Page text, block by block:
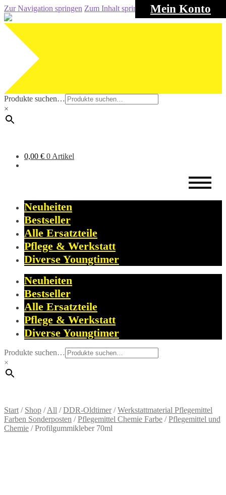
Mein Konto
Zur Navigation springen Zum Inhalt springen
Produkte suchen…
×
0,00 € 0 Artikel
Neuheiten
Bestseller
Alle Ersatzteile
Pflege & Werkstatt
Diverse Youngtimer
Neuheiten
Bestseller
Alle Ersatzteile
Pflege & Werkstatt
Diverse Youngtimer
Produkte suchen…
×
Start / Shop /All /DDR-Oldtimer/Werkstattmaterial Pflegemittel
Farben Sonderposten /Pflegemittel Chemie Farbe /Pflegemittel und
Chemie /Profilgummikleber 70ml